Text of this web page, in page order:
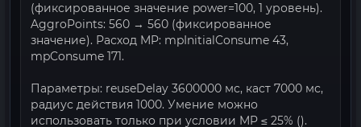
(фиксированное значение power=100, 1 уровень).
AggroPoints: 560 → 560 (фиксированное
значение). Расход MP: mpInitialConsume 43,
mpConsume 171.
Параметры: reuseDelay 3600000 мс, каст 7000 мс,
радиус действия 1000. Умение можно
использовать только при условии MP ≤ 25% ().